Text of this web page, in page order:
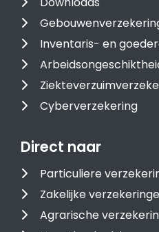
Inventaris- en
Cyberverzekering
Direct naar
Particuliere
Zakelijke
Agrarische